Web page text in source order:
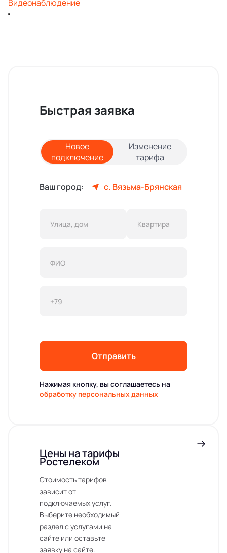
Видеонаблюдение
Быстрая заявка
Новое
подключение
Изменение
тарифа
Ваш город: с. Вязьма-Брянская
Отправить
Нажимая кнопку, вы соглашаетесь на
обработку персональных данных
Цены на тарифы
Ростелеком
Стоимость тарифов
зависит от
подключаемых услуг.
Выберите необходимый
раздел с услугами на
сайте или оставьте
заявку на сайте.